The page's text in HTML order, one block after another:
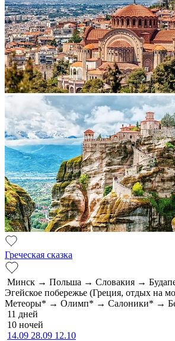
Греческая сказка
Минск → Польша → Словакия →
Эгейское побережье (Греция, отдых на
Метеоры* → Олимп* → Салоники* →
11 дней
10 ночей
14.09 28.09 12.10